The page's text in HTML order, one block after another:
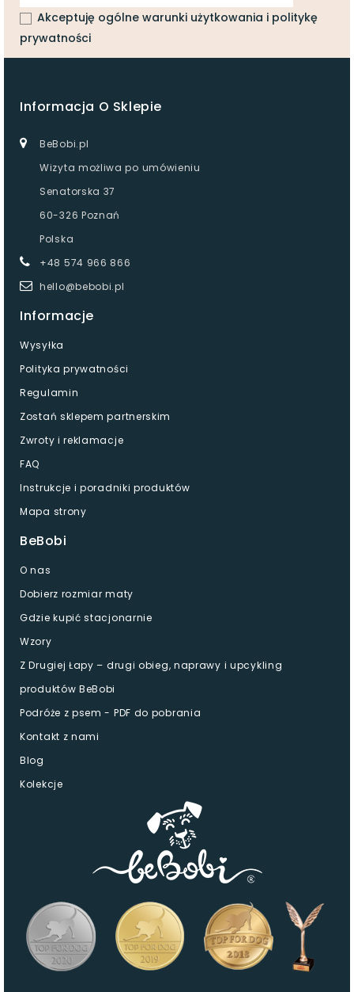
Akceptuję ogólne warunki użytkowania i politykę
prywatności
Informacja O Sklepie
BeBobi.pl
Wizyta możliwa po umówieniu
Senatorska 37
60-326 Poznań
Polska
+48 574 966 866
hello@bebobi.pl
Informacje
Wysyłka
Polityka prywatności
Regulamin
Zostań sklepem partnerskim
Zwroty i reklamacje
FAQ
Instrukcje i poradniki produktów
Mapa strony
BeBobi
O nas
Dobierz rozmiar maty
Gdzie kupić stacjonarnie
Wzory
Z Drugiej Łapy – drugi obieg, naprawy i upcykling
produktów BeBobi
Podróże z psem - PDF do pobrania
Kontakt z nami
Blog
Kolekcje